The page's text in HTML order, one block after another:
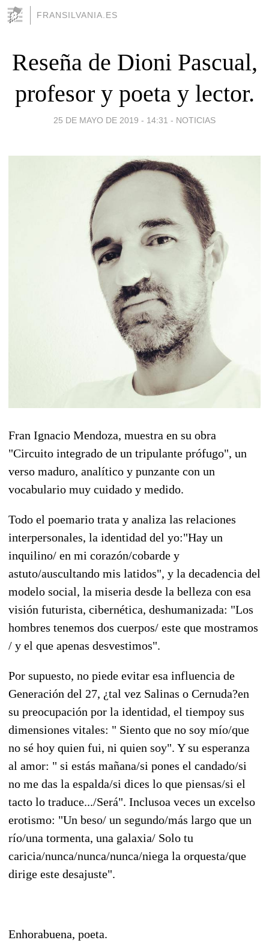
FRANSILVANIA.ES
Reseña de Dioni Pascual,
profesor y poeta y lector.
25 DE MAYO DE 2019 - 14:31 - NOTICIAS
Fran Ignacio Mendoza, muestra en su obra
"Circuito integrado de un tripulante prófugo", un
verso maduro, analítico y punzante con un
vocabulario muy cuidado y medido.
Todo el poemario trata y analiza las relaciones
interpersonales, la identidad del yo:"Hay un
inquilino/ en mi corazón/cobarde y
astuto/auscultando mis latidos", y la decadencia del
modelo social, la miseria desde la belleza con esa
visión futurista, cibernética, deshumanizada: "Los
hombres tenemos dos cuerpos/ este que mostramos
/ y el que apenas desvestimos".
Por supuesto, no piede evitar esa influencia de
Generación del 27, ¿tal vez Salinas o Cernuda?en
su preocupación por la identidad, el tiempoy sus
dimensiones vitales: " Siento que no soy mío/que
no sé hoy quien fui, ni quien soy". Y su esperanza
al amor: " si estás mañana/si pones el candado/si
no me das la espalda/si dices lo que piensas/si el
tacto lo traduce.../Será". Inclusoa veces un excelso
erotismo: "Un beso/ un segundo/más largo que un
río/una tormenta, una galaxia/ Solo tu
caricia/nunca/nunca/nunca/niega la orquesta/que
dirige este desajuste".
Enhorabuena, poeta.